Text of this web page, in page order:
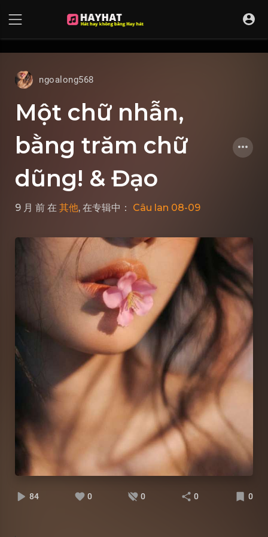
ngoalong568
Một chữ nhẫn,
bằng trăm chữ
dũng! & Đạo
9 月 前 在 其他, 在专辑中： Câu lan 08-09
84 0 0 0 0